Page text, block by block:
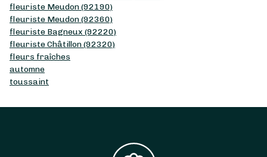
fleuriste Meudon (92190)
fleuriste Meudon (92360)
fleuriste Bagneux (92220)
fleuriste Châtillon (92320)
fleurs fraîches
automne
toussaint